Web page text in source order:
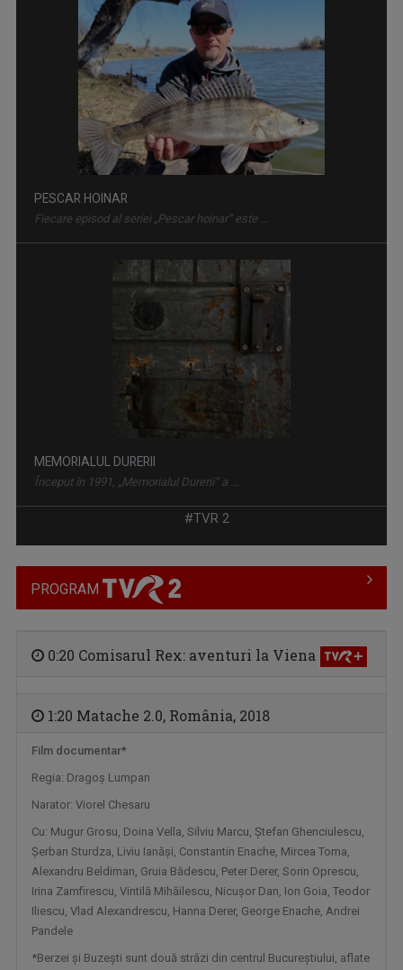
PESCAR HOINAR
Fiecare episod al seriei „Pescar hoinar” este ...
MEMORIALUL DURERII
Început în 1991, „Memorialul Durerii” a ...
TELEJURNALUL TVR 2
Zilnic, la ora 12.00, Telejurnalul TVR 2 ne ...
#TVR 2
PROGRAM
0:20 Comisarul Rex: aventuri la Viena
1:20 Matache 2.0, România, 2018
Film documentar*
Regia: Dragoş Lumpan
Narator: Viorel Chesaru
Cu: Mugur Grosu, Doina Vella, Silviu Marcu, Ştefan Ghenciulescu,
Şerban Sturdza, Liviu Ianăşi, Constantin Enache, Mircea Toma,
Alexandru Beldiman, Gruia Bădescu, Peter Derer, Sorin Oprescu,
Irina Zamfirescu, Vintilă Mihăilescu, Nicuşor Dan, Ion Goia, Teodor
Iliescu, Vlad Alexandrescu, Hanna Derer, George Enache, Andrei
Pandele
*Berzei şi Buzeşti sunt două străzi din centrul Bucureştiului, aflate